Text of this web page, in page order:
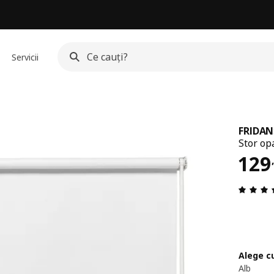
Servicii
Stor
129,
Alege
Alb